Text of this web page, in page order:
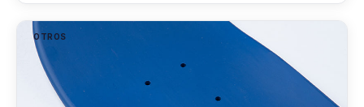
OTROS